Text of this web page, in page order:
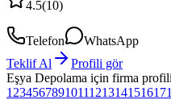
4.5(10)
Telefon
WhatsApp
Teklif Al
Profili gör
Eşya Depolama için firma profili
1 234567891011121314151617